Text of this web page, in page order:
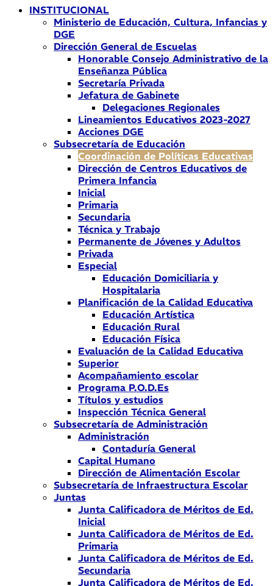
INSTITUCIONAL
Ministerio de Educación, Cultura, Infancias y
DGE
Dirección General de Escuelas
Honorable Consejo Administrativo de la
Enseñanza Pública
Secretaría Privada
Jefatura de Gabinete
Delegaciones Regionales
Lineamientos Educativos 2023-2027
Acciones DGE
Subsecretaría de Educación
Coordinación de Políticas Educativas
Dirección de Centros Educativos de
Primera Infancia
Inicial
Primaria
Secundaria
Técnica y Trabajo
Permanente de Jóvenes y Adultos
Privada
Especial
Educación Domiciliaria y
Hospitalaria
Planificación de la Calidad Educativa
Educación Artística
Educación Rural
Educación Física
Evaluación de la Calidad Educativa
Superior
Acompañamiento escolar
Programa P.O.D.Es
Títulos y estudios
Inspección Técnica General
Subsecretaría de Administración
Administración
Contaduría General
Capital Humano
Dirección de Alimentación Escolar
Subsecretaría de Infraestructura Escolar
Juntas
Junta Calificadora de Méritos de Ed.
Inicial
Junta Calificadora de Méritos de Ed.
Primaria
Junta Calificadora de Méritos de Ed.
Secundaria
Junta Calificadora de Méritos de Ed.